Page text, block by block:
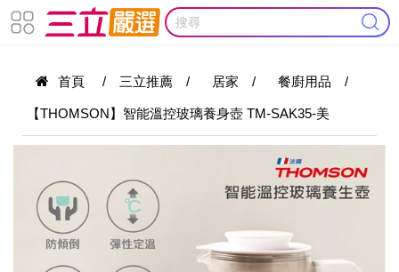
首頁 / 三立推薦 / 居家 / 餐廚用品 /
【THOMSON】智能溫控玻璃養身壺 TM-SAK35-美